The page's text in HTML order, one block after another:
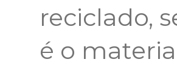
reciclado,
é o